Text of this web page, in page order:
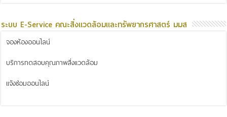
ระบบ E-Service คณะสิ่งแวดล้อมและทรัพยากรศาสตร์ มมส
จองห้องออนไลน์
บริการทดสอบคุณภาพสิ่งแวดล้อม
แจ้งซ่อมออนไลน์